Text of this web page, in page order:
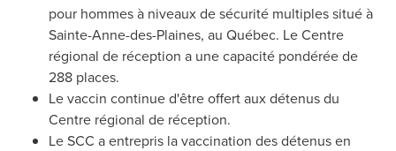
pour hommes à niveaux de sécurité multiples situé à
Sainte-Anne-des-Plaines, au Québec. Le Centre
régional de réception a une capacité pondérée de
288 places.
Le vaccin continue d'être offert aux détenus du
Centre régional de réception.
Le SCC a entrepris la vaccination des détenus en